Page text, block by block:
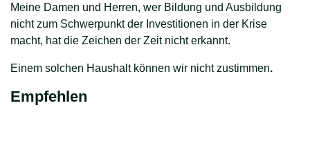
Meine Damen und Herren, wer Bildung und Ausbildung
nicht zum Schwerpunkt der Investitionen in der Krise
macht, hat die Zeichen der Zeit nicht erkannt.
Einem solchen Haushalt können wir nicht zustimmen.
Empfehlen